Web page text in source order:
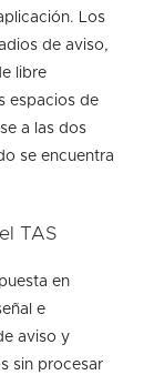
Los
de aviso,
libre
espacios de
a las dos
se encuentra
TAS
en
e
aviso y
sin procesar